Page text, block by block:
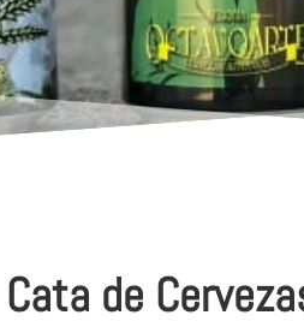
Cata de